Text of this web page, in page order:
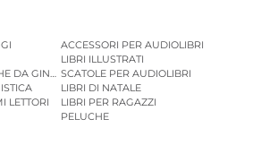
ACCESSORI PER AUDIOLIBRI
LIBRI ILLUSTRATI
DA GINNASTICASCATOLE PER AUDIOLIBRI
LIBRI DI NATALE
LETTORI
LIBRI PER RAGAZZI
PELUCHE